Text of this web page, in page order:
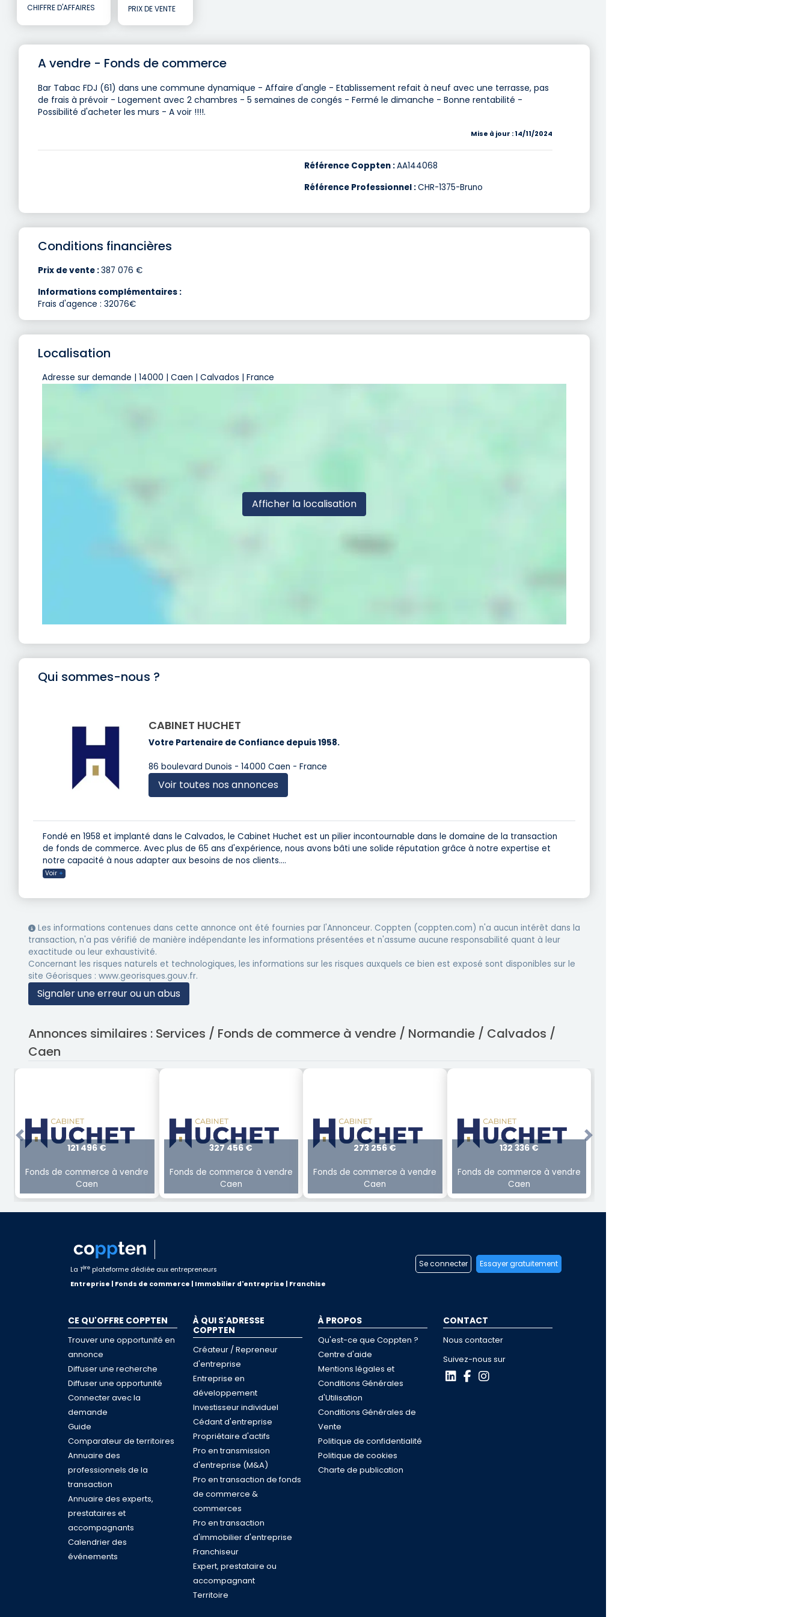
CHIFFRE D'AFFAIRES PRIX DE VENTE
A vendre - Fonds de commerce
Bar Tabac FDJ (61) dans une commune dynamique - Affaire d'angle - Etablissement refait à neuf avec une terrasse, pas
de frais à prévoir - Logement avec 2 chambres - 5 semaines de congés - Fermé le dimanche - Bonne rentabilité -
Possibilité d'acheter les murs - A voir !!!!.
Mise à jour : 14/11/2024
Référence Coppten :AA144068
Référence Professionnel :CHR-1375-Bruno
Conditions financières
Prix de vente :387 076 €
Informations complémentaires :
Frais d'agence : 32076€
Localisation
Adresse sur demande | 14000 | Caen | Calvados | France
Afficher la localisation
Qui sommes-nous ?
CABINET HUCHET
Votre Partenaire de Confiance depuis 1958.
86 boulevard Dunois - 14000 Caen - France
Voir toutes nos annonces
Fondé en 1958 et implanté dans le Calvados, le Cabinet Huchet est un pilier incontournable dans le domaine de la transaction
de fonds de commerce. Avec plus de 65 ans d'expérience, nous avons bâti une solide réputation grâce à notre expertise et
notre capacité à nous adapter aux besoins de nos clients....
Voir +
Les informations contenues dans cette annonce ont été fournies par l'Annonceur. Coppten (coppten.com) n'a aucun intérêt dans la
transaction, n'a pas vérifié de manière indépendante les informations présentées et n'assume aucune responsabilité quant à leur
exactitude ou leur exhaustivité.
Concernant les risques naturels et technologiques, les informations sur les risques auxquels ce bien est exposé sont disponibles sur le
site Géorisques : www.georisques.gouv.fr.
Signaler une erreur ou un abus
Annonces similaires : Services / Fonds de commerce à vendre / Normandie / Calvados /
Caen
121 496 €
Fonds de commerce à vendre
Caen
327 456 €
Fonds de commerce à vendre
Caen
273 256 €
Fonds de commerce à vendre
Caen
132 336 €
Fonds de commerce à vendre
Caen
Previous Next
La 1ère plateforme dédiée aux entrepreneurs
Entreprise | Fonds de commerce | Immobilier d'entreprise | Franchise
Se connecter Essayer gratuitement
CE QU'OFFRE COPPTEN
Trouver une opportunité en
annonce
Diffuser une recherche
Diffuser une opportunité
Connecter avec la
demande
Guide
Comparateur de territoires
Annuaire des
professionnels de la
transaction
Annuaire des experts,
prestataires et
accompagnants
Calendrier des
événements
À QUI S'ADRESSE
COPPTEN
Créateur / Repreneur
d'entreprise
Entreprise en
développement
Investisseur individuel
Cédant d'entreprise
Propriétaire d'actifs
Pro en transmission
d'entreprise (M&A)
Pro en transaction de fonds
de commerce &
commerces
Pro en transaction
d'immobilier d'entreprise
Franchiseur
Expert, prestataire ou
accompagnant
Territoire
À PROPOS
Qu'est-ce que Coppten ?
Centre d'aide
Mentions légales et
Conditions Générales
d'Utilisation
Conditions Générales de
Vente
Politique de confidentialité
Politique de cookies
Charte de publication
CONTACT
Nous contacter
Suivez-nous sur